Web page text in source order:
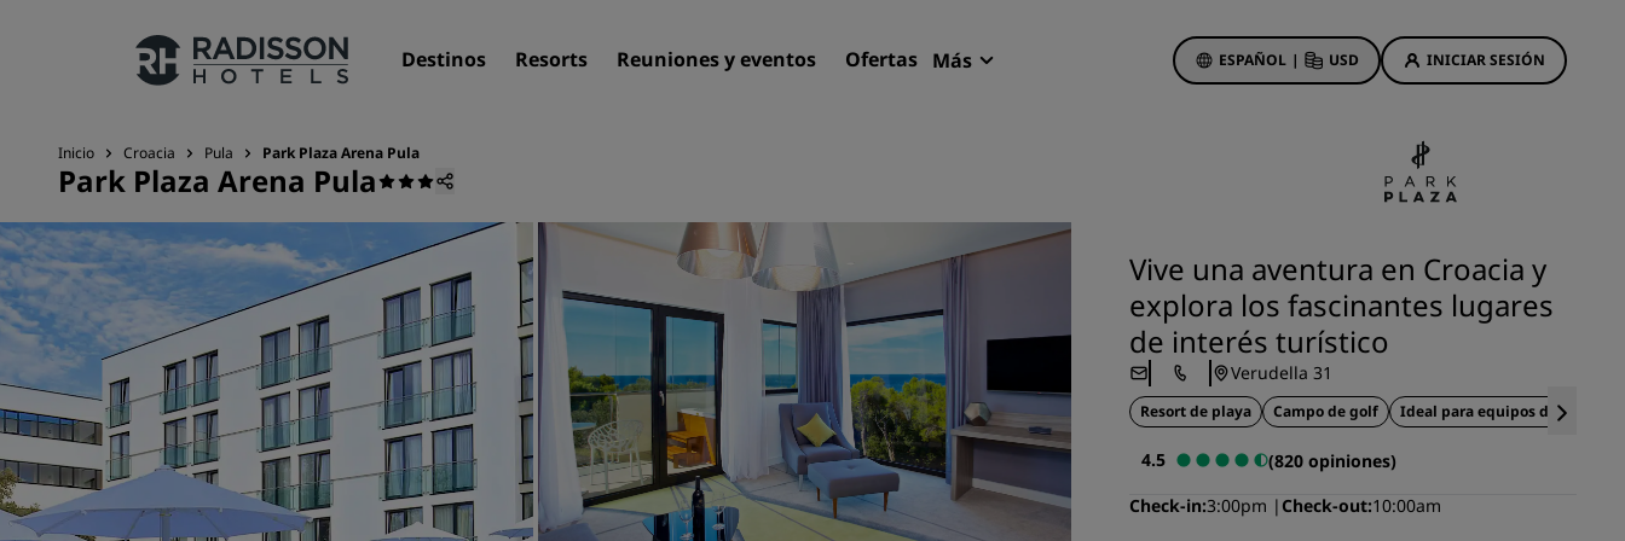
Destinos Resorts Reuniones y eventos Ofertas Más ESPAÑOL | USD INICIAR SESIÓN
Nuestras marcas
Marcas de Radisson Hotels
Resorts
Apartahoteles
Hoteles en el aeropuerto
Hoteles nuevos y de próxima
apertura
Reuniones y eventos
Descubre Radisson Meetings
Ofertas de hotel
A la primera va la vencida
Ofertas especiales
Reservar con antelación
Consultar nuestros paquetes
Ideas de viaje
Hoteles para familias
Inicio Croacia Pula Park Plaza Arena Pula
Park Plaza Arena Pula
Vive una aventura en Croacia y
explora los fascinantes lugares
de interés turístico
Verudella 31
Resort de playa Campo de golf Ideal para equipos deportivos
4.5
(820 opiniones)
Check-in 3:00pm Check-out 10:00am